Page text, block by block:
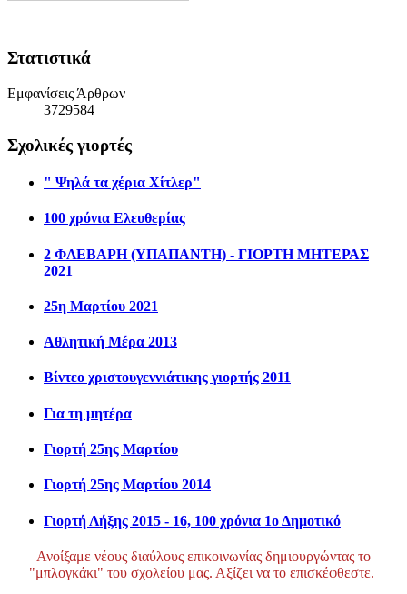
Στατιστικά
Εμφανίσεις Άρθρων
3729584
Σχολικές γιορτές
" Ψηλά τα χέρια Χίτλερ"
100 χρόνια Ελευθερίας
2 ΦΛΕΒΑΡΗ (ΥΠΑΠΑΝΤΗ) - ΓΙΟΡΤΗ ΜΗΤΕΡΑΣ
2021
25η Μαρτίου 2021
Αθλητική Μέρα 2013
Βίντεο χριστουγεννιάτικης γιορτής 2011
Για τη μητέρα
Γιορτή 25ης Μαρτίου
Γιορτή 25ης Μαρτίου 2014
Γιορτή Λήξης 2015 - 16, 100 χρόνια 1ο Δημοτικό
Ανοίξαμε νέους διαύλους επικοινωνίας δημιουργώντας το
"μπλογκάκι" του σχολείου μας. Αξίζει να το επισκέφθεστε.